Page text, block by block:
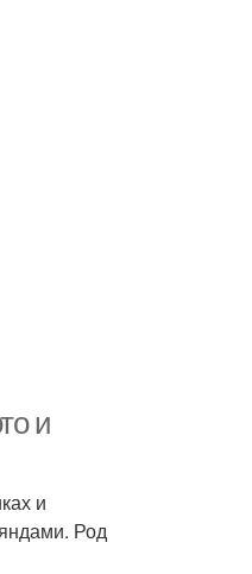
и
и
Род